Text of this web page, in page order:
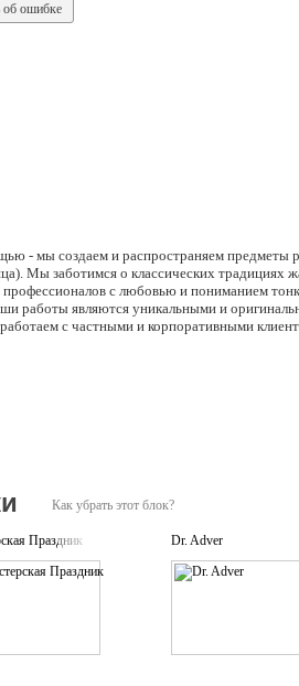
ошибке
- мы создаем и распространяем предметы
Мы заботимся о классических традициях
с любовью и пониманием
работы являются уникальными и
с частными и корпоративными
Как убрать этот блок?
Праздник Dr. Adver